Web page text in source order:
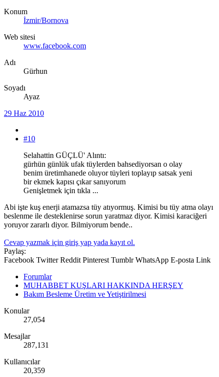
Konum
İzmir/Bornova
Web sitesi
www.facebook.com
Adı
Gürhun
Soyadı
Ayaz
29 Haz 2010
#10
Selahattin GÜÇLÜ' Alıntı:
gürhün günlük ufak tüylerden bahsediyorsan o olay
benim üretimhanede oluyor tüyleri toplayıp satsak yeni
bir ekmek kapısı çıkar sanıyorum
Genişletmek için tıkla ...
Abi işte kuş enerji atamazsa tüy atıyormuş. Kimisi bu tüy atma olayı
beslenme ile desteklenirse sorun yaratmaz diyor. Kimisi karaciğeri
yoruyor zararlı diyor. Bilmiyorum bende..
Cevap yazmak için giriş yap yada kayıt ol.
Paylaş:
Facebook Twitter Reddit Pinterest Tumblr WhatsApp E-posta Link
Forumlar
MUHABBET KUŞLARI HAKKINDA HERŞEY
Bakım Besleme Üretim ve Yetiştirilmesi
Konular
27,054
Mesajlar
287,131
Kullanıcılar
20,359